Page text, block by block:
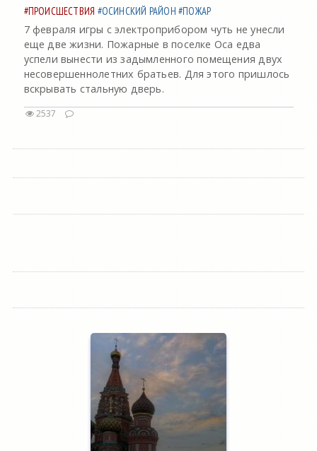
#ПРОИСШЕСТВИЯ #ОСИНСКИЙ РАЙОН #ПОЖАР
7 февраля игры с электроприбором чуть не унесли
еще две жизни. Пожарные в поселке Оса едва
успели вынести из задымленного помещения двух
несовершеннолетних братьев. Для этого пришлось
вскрывать стальную дверь.
2537